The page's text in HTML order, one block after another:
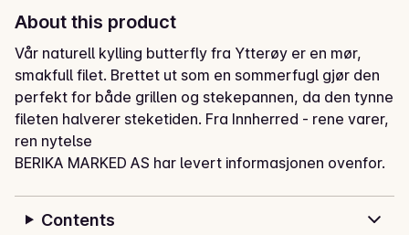
About this product
Vår naturell kylling butterfly fra Ytterøy er en mør,
smakfull filet. Brettet ut som en sommerfugl gjør den
perfekt for både grillen og stekepannen, da den tynne
fileten halverer steketiden. Fra Innherred - rene varer,
ren nytelse
BERIKA MARKED AS har levert informasjonen ovenfor.
Contents